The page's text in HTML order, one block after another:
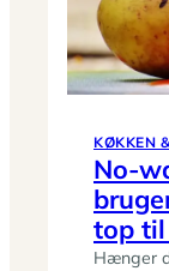
KØKKEN
No-
top til
Hænger